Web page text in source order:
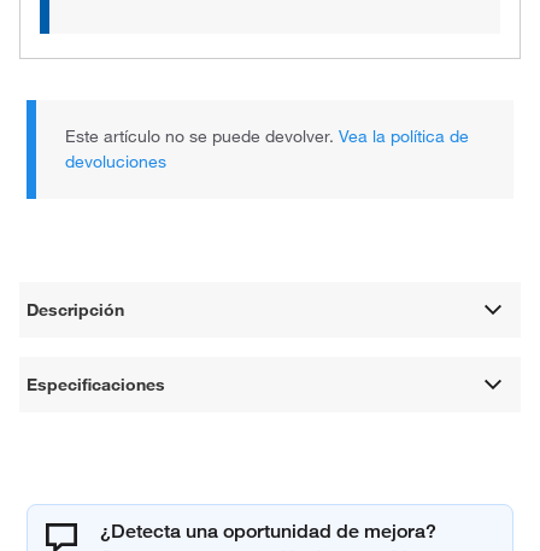
Este artículo no se puede devolver.Vea la política de
devoluciones
Descripción
Especificaciones
¿Detecta una oportunidad de mejora?